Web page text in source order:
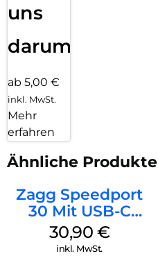
uns
darum!
ab 5,00 €
inkl. MwSt.
Mehr
erfahren
Ähnliche Produkte
Zagg Speedport
30 Mit USB-C
Kabel Weiß
30,90 €
inkl. MwSt.